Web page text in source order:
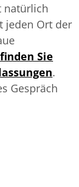
natürlich
jeden Ort der
Sie
.
Gespräch